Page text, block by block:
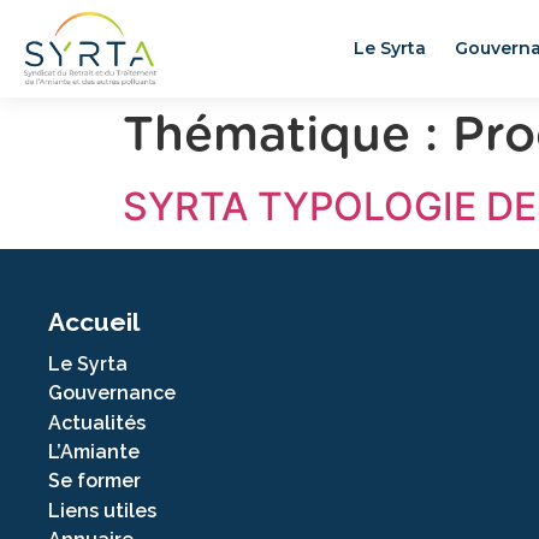
Le Syrta
Thématique :
SYRTA TYPOLOGIE
Accueil
Le Syrta
Gouvernance
Actualités
L’Amiante
Se former
Liens utiles